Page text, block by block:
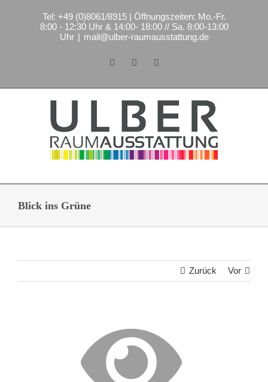
Tel: +49 (0)8061/8915 | Öffnungszeiten: Mo.-Fr.
8:00 - 12:30 Uhr & 14:00- 18:00 // Sa. 8:00-13:00
Uhr | mail@ulber-raumausstattung.de
FacebookInstagram
E-
Blick ins Grüne
Zurück Vor